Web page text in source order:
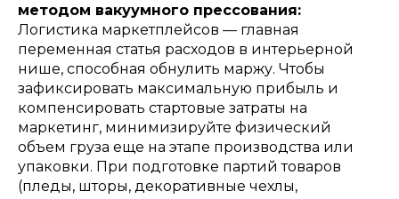
методом вакуумного прессования:
Логистика маркетплейсов — главная
переменная статья расходов в интерьерной
нише, способная обнулить маржу. Чтобы
зафиксировать максимальную прибыль и
компенсировать стартовые затраты на
маркетинг, минимизируйте физический
объем груза еще на этапе производства или
упаковки. При подготовке партий товаров
(пледы, шторы, декоративные чехлы,